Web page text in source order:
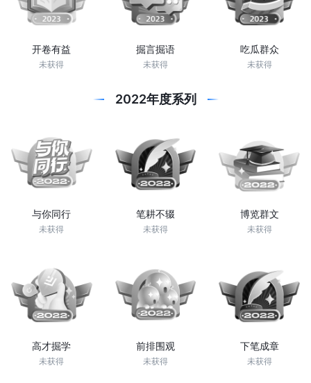
开卷有益
未获得
掘言掘语
未获得
吃瓜群众
未获得
2022年度系列
与你同行
未获得
笔耕不辍
未获得
博览群文
未获得
高才掘学
未获得
前排围观
未获得
下笔成章
未获得